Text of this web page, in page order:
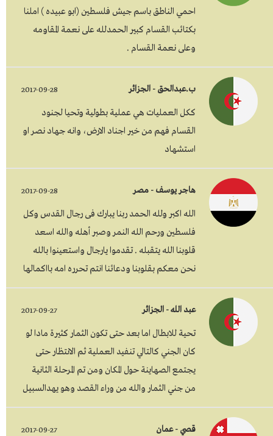
احمي الناطق باسم جيش فلسطين (ابو عبيده ) املنا
بكتائب القسام كبير الحمدلله على نعمة المقاومه
وعلى نعمة القسام .
ب.عبدالحق - الجزائر 2017-09-28
ككل العمليات هي عملية بطولية وتحيا لجنود
القسام فهم من خير اجناد الارض، وانه جهاد نصر او
استشهاد
هاجر يوسف - مصر 2017-09-28
الله اكبر ولله الحمد ربنا يبارك فى رجال القدس وكل
فلسطين ورحم الله النمر وصبر أهله والله اسعد
قلوبنا الله يتقبله . تقدموا يارجال واستعينوا بالله
نحن معكم بقلوبنا ودعائنا انتم تحرره امه بااكمالها
عبد الله - الجزائر 2017-09-27
تحية للابطال اما بعد حتى تكون الثمار كثيرة مادا لو
كان الجني كالتالي تنفيد العملية ثم الانتظار حتى
يجتمع الصهاينة حول المكان ومن تم المرحلة الثانية
من جني الثمار والله من وراء القصد وهو يهدالسبيل
قصي - عمان 2017-09-27